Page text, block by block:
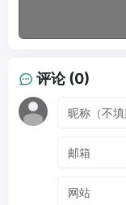
评论 (0)